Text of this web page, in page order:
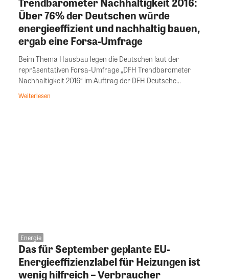
Über 76% der Deutschen würde
energieeffizient und nachhaltig bauen,
ergab eine Forsa-Umfrage
Beim Thema Hausbau legen die Deutschen laut der
repräsentativen Forsa-Umfrage „DFH Trendbarometer
Nachhaltigkeit 2016“ im Auftrag der DFH Deutsche...
Weiterlesen
Energie
Das für September geplante EU-
Energieeffizienzlabel für Heizungen ist
wenig hilfreich – Verbraucher